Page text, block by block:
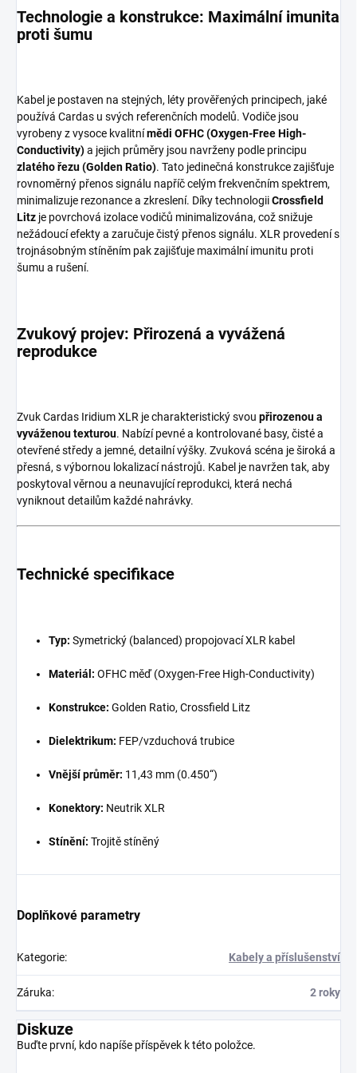
Technologie a konstrukce: Maximální imunita
proti šumu
Kabel je postaven na stejných, léty prověřených principech, jaké
používá Cardas u svých referenčních modelů. Vodiče jsou
vyrobeny z vysoce kvalitnímědi OFHC (Oxygen-Free High-
Conductivity)a jejich průměry jsou navrženy podle principu
zlatého řezu (Golden Ratio). Tato jedinečná konstrukce zajišťuje
rovnoměrný přenos signálu napříč celým frekvenčním spektrem,
minimalizuje rezonance a zkreslení. Díky technologiiCrossfield
Litz je povrchová izolace vodičů minimalizována, což snižuje
nežádoucí efekty a zaručuje čistý přenos signálu. XLR provedení s
trojnásobným stíněním pak zajišťuje maximální imunitu proti
šumu a rušení.
Zvukový projev: Přirozená a vyvážená
reprodukce
Zvuk Cardas Iridium XLR je charakteristický svou přirozenou a
vyváženou texturou. Nabízí pevné a kontrolované basy, čisté a
otevřené středy a jemné, detailní výšky. Zvuková scéna je široká a
přesná, s výbornou lokalizací nástrojů. Kabel je navržen tak, aby
poskytoval věrnou a neunavující reprodukci, která nechá
vyniknout detailům každé nahrávky.
Technické specifikace
Typ: Symetrický (balanced) propojovací XLR kabel
Materiál: OFHC měď (Oxygen-Free High-Conductivity)
Konstrukce: Golden Ratio, Crossfield Litz
Dielektrikum: FEP/vzduchová trubice
Vnější průměr: 11,43 mm (0.450“)
Konektory: Neutrik XLR
Stínění: Trojitě stíněný
Doplňkové parametry
Kategorie: Kabely a příslušenství
Záruka: 2 roky
Diskuze
Buďte první, kdo napíše příspěvek k této položce.